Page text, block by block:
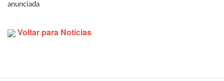
anunciada
Voltar para Notícias